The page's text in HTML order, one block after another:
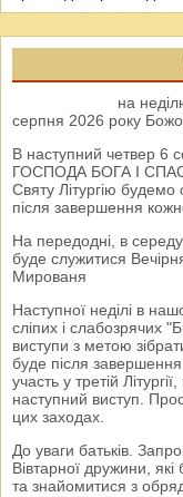
на
серпня 2026 року
В наступний четвер
ГОСПОДА БОГА І
Святу Літургію
після завершення
На передодні, в середу,
буде служитися
Мированя
Наступної неділі в
сліпих і слабозрячих
виступи з метою
буде після завершення
участь у третій
наступний виступ.
цих заходах.
До уваги батьків.
Вівтарної дружини,
та знайомитися з